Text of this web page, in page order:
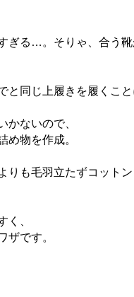
ぎる…。そりゃ、合う
と同じ上履きを履くこ
かないので、
め物を作成。
りも毛羽立たずコット
く、
ザです。